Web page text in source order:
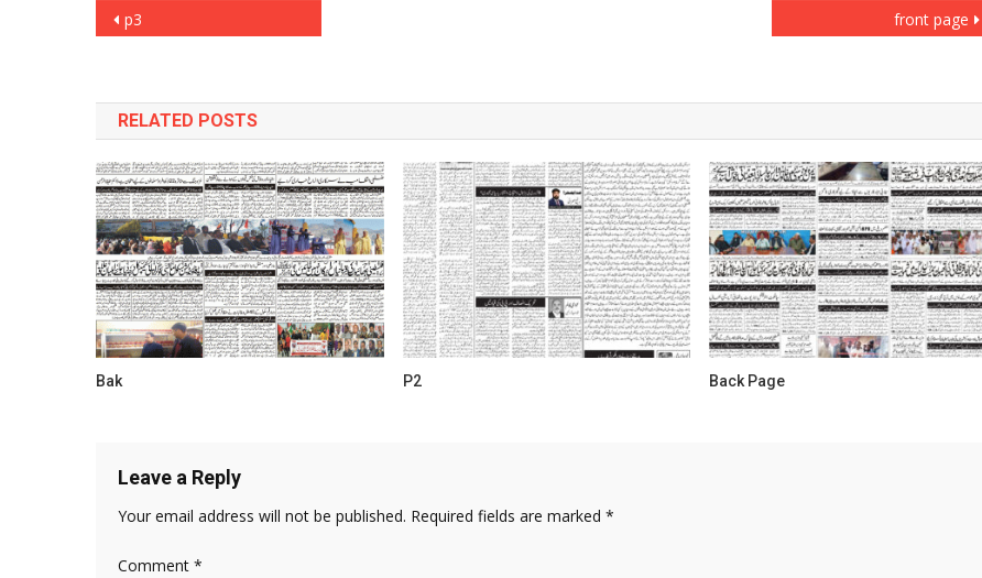
Post
p3 front page
RELATED POSTS
Bak P2 Back Page
Leave a Reply
Your email address will not be published. Required fields are marked *
Comment *